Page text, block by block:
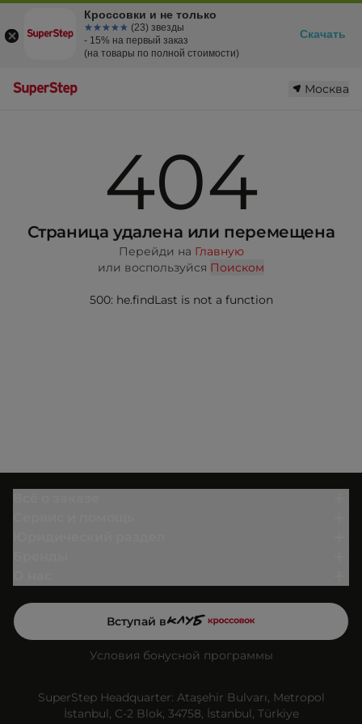
Москва
404
Страница удалена или перемещена
Перейди на Главную
или воспользуйся Поиском
500: he.findLast is not a function
Вступай в
Условия бонусной программы
SuperStep Headquarter: Ataşehir Bulvarı, Metropol
İstanbul, C-2 Blok, 34758, İstanbul, Türkiye
Кроссовки и не только
☆☆☆☆☆
★★★★★ (23) звезды
- 15% на первый заказ
(на товары по полной стоимости)
Скачать